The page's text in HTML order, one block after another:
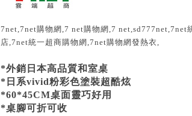
7net,7net購物網,7 net購物網,7 net,sd777net,7net
店,7net統一超商購物網,7net購物網發熱衣,
*外銷日本高品質和室桌
*日系vivid粉彩色塗裝超酷炫
*60*45CM桌面靈巧好用
*桌腳可折可收